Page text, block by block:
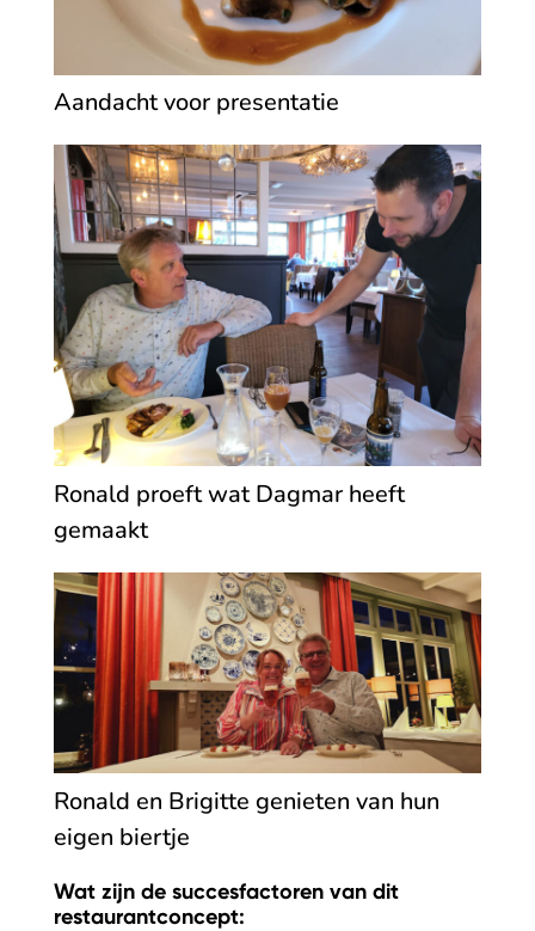
Aandacht voor presentatie
Ronald proeft wat Dagmar heeft
gemaakt
Ronald en Brigitte genieten van hun
eigen biertje
Wat zijn de succesfactoren van dit
restaurantconcept: